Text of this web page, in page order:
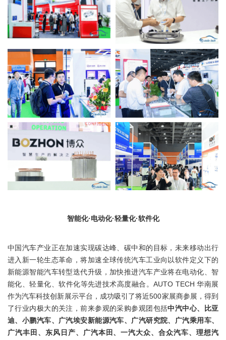
智能化·电动化·轻量化·软件化
中国汽车产业正在加速实现碳达峰、碳中和的目标，未来移动出行
进入新一轮生态革命，将加速全球传统汽车工业向以软件定义下的
新能源智能汽车转型迭代升级，加快推进汽车产业将在电动化、智
能化、轻量化、软件化等先进技术高度融合。AUTO TECH 华南展
作为汽车科技创新展示平台，成功吸引了将近500家展商参展，得到
了行业内极大的关注，前来参观的采购参观团包括中汽中心、比亚
迪、小鹏汽车、广汽埃安新能源汽车、广汽研究院、广汽乘用车、
广汽丰田、东风日产、广汽本田、一汽大众、合众汽车、理想汽